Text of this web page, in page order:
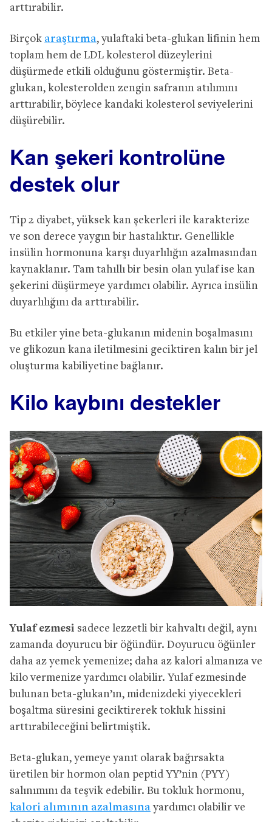
arttırabilir.
Birçok araştırma, yulaftaki beta-glukan lifinin hem
toplam hem de LDL kolesterol düzeylerini
düşürmede etkili olduğunu göstermiştir. Beta-
glukan, kolesterolden zengin safranın atılımını
arttırabilir, böylece kandaki kolesterol seviyelerini
düşürebilir.
Kan şekeri kontrolüne
destek olur
Tip 2 diyabet, yüksek kan şekerleri ile karakterize
ve son derece yaygın bir hastalıktır. Genellikle
insülin hormonuna karşı duyarlılığın azalmasından
kaynaklanır. Tam tahıllı bir besin olan yulaf ise kan
şekerini düşürmeye yardımcı olabilir. Ayrıca insülin
duyarlılığını da arttırabilir.
Bu etkiler yine beta-glukanın midenin boşalmasını
ve glikozun kana iletilmesini geciktiren kalın bir jel
oluşturma kabiliyetine bağlanır.
Kilo kaybını destekler
Yulaf ezmesi sadece lezzetli bir kahvaltı değil, aynı
zamanda doyurucu bir öğündür. Doyurucu öğünler
daha az yemek yemenize; daha az kalori almanıza ve
kilo vermenize yardımcı olabilir. Yulaf ezmesinde
bulunan beta-glukan’ın, midenizdeki yiyecekleri
boşaltma süresini geciktirerek tokluk hissini
arttırabileceğini belirtmiştik.
Beta-glukan, yemeye yanıt olarak bağırsakta
üretilen bir hormon olan peptid YY’nin (PYY)
salınımını da teşvik edebilir. Bu tokluk hormonu,
kalori alımının azalmasınayardımcı olabilir ve